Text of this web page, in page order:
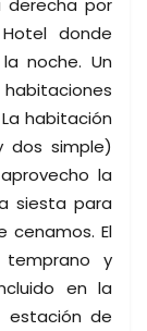
donde
noche. Un
habitación
dos simple)
la
siesta para
cenamos. El
y
en la
estación de